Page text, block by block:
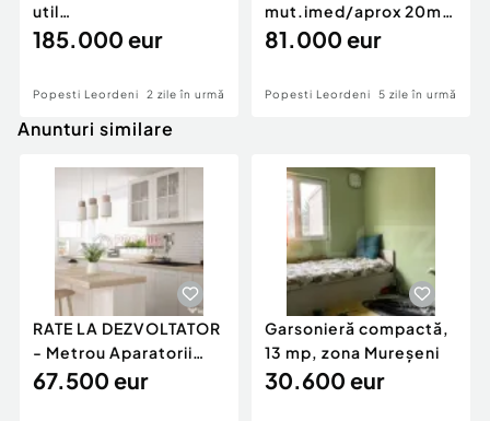
util
complet/semicentral
185.000 eur
Popesti Leordeni 2 zile în urmă
mut.imed/aprox 20min
pe jos metrou D.
81.000 eur
Popesti Leordeni 5 zile în urmă
Anunturi similare
RATE LA DEZVOLTATOR
- Metrou Aparatorii
Patriei -
67.500 eur
Garsonieră compactă,
13 mp, zona Mureșeni
30.600 eur